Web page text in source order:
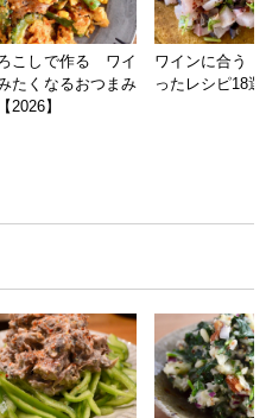
こしで作る ワイ
たくなるおつまみ
2026】
ワインに合う
ったレシピ18